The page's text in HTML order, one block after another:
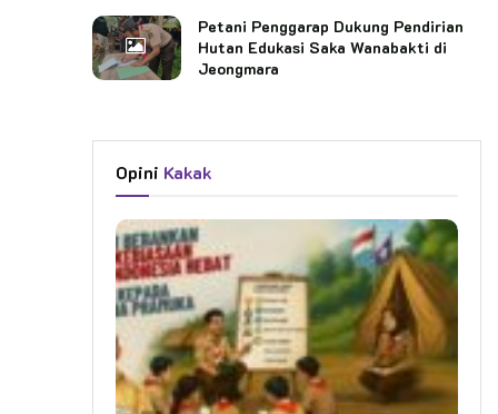
Petani Penggarap Dukung Pendirian
Hutan Edukasi Saka Wanabakti di
Jeongmara
Opini Kakak